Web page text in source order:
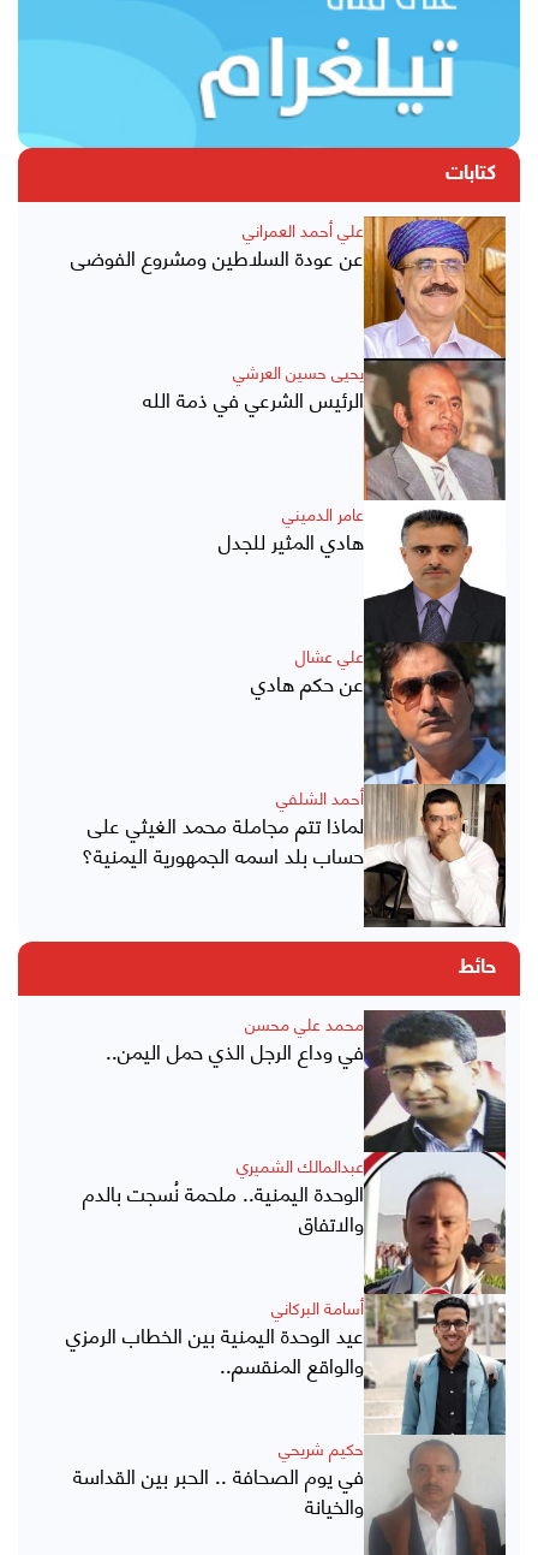
كتابات
علي أحمد العمراني
عن عودة السلاطين ومشروع الفوضى
يحيى حسين العرشي
الرئيس الشرعي في ذمة الله
عامر الدميني
هادي المثير للجدل
علي عشال
عن حكم هادي
أحمد الشلفي
لماذا تتم مجاملة محمد الغيثي على
حساب بلد اسمه الجمهورية اليمنية؟
حائط
محمد علي محسن
في وداع الرجل الذي حمل اليمن..
عبدالمالك الشميري
الوحدة اليمنية.. ملحمة نُسجت بالدم
والاتفاق
أسامة البركاني
عيد الوحدة اليمنية بين الخطاب الرمزي
والواقع المنقسم..
حكيم شريحي
في يوم الصحافة .. الحبر بين القداسة
والخيانة